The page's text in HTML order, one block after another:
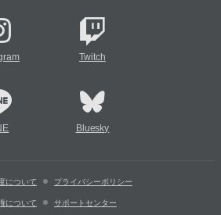
Twitch
Bluesky
について プライバシーポリシー
について サポートセンター